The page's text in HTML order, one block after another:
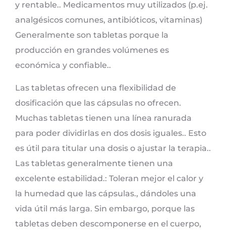
y rentable.. Medicamentos muy utilizados (p.ej.
analgésicos comunes, antibióticos, vitaminas)
Generalmente son tabletas porque la
producción en grandes volúmenes es
económica y confiable..
Las tabletas ofrecen una flexibilidad de
dosificación que las cápsulas no ofrecen.
Muchas tabletas tienen una línea ranurada
para poder dividirlas en dos dosis iguales.. Esto
es útil para titular una dosis o ajustar la terapia..
Las tabletas generalmente tienen una
excelente estabilidad.: Toleran mejor el calor y
la humedad que las cápsulas., dándoles una
vida útil más larga. Sin embargo, porque las
tabletas deben descomponerse en el cuerpo,